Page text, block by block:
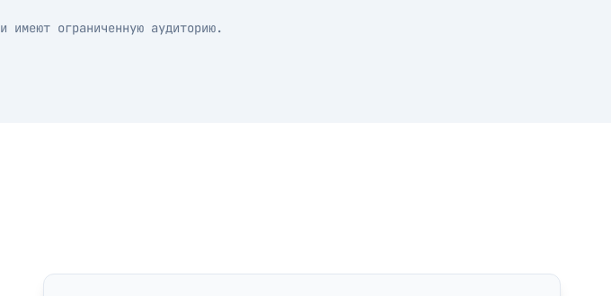
ограниченную аудиторию.